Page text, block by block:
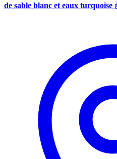
de sable blanc et eaux